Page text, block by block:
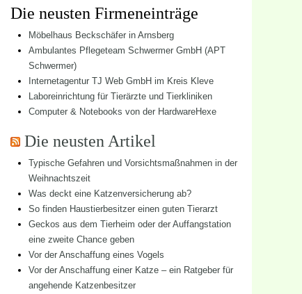
Die neusten Firmeneinträge
Möbelhaus Beckschäfer in Arnsberg
Ambulantes Pflegeteam Schwermer GmbH (APT
Schwermer)
Internetagentur TJ Web GmbH im Kreis Kleve
Laboreinrichtung für Tierärzte und Tierkliniken
Computer & Notebooks von der HardwareHexe
Die neusten Artikel
Typische Gefahren und Vorsichtsmaßnahmen in der
Weihnachtszeit
Was deckt eine Katzenversicherung ab?
So finden Haustierbesitzer einen guten Tierarzt
Geckos aus dem Tierheim oder der Auffangstation
eine zweite Chance geben
Vor der Anschaffung eines Vogels
Vor der Anschaffung einer Katze – ein Ratgeber für
angehende Katzenbesitzer